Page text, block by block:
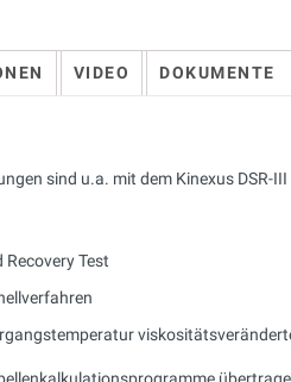
VIDEO DOKUMENTE
sind u.a. mit dem Kinexus DSR-
Recovery Test